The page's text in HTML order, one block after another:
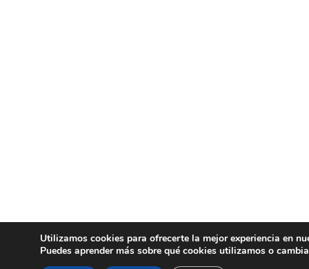
Utilizamos cookies para ofrecerte la mejor experiencia en
Puedes aprender más sobre qué cookies utilizamos o